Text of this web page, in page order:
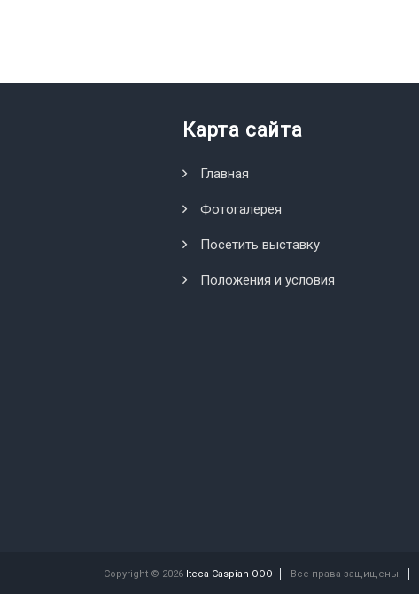
Карта сайта
Главная
Фотогалерея
Посетить выставку
Положения и условия
Copyright © 2026 Iteca Caspian OOO Все права защищены.